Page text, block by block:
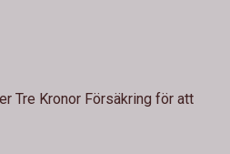
Tre Kronor Försäkring för att